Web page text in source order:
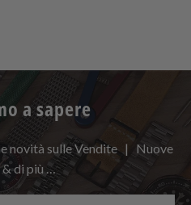
a sapere
novità sulle Vendite | Nuove
di più …